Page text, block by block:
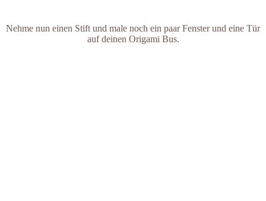
Nehme nun einen Stift und male noch ein paar Fenster und eine Tür
auf deinen Origami Bus.